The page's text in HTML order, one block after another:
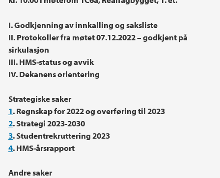
I. Godkjenning av innkalling og saksliste
II. Protokoller fra møtet 07.12.2022 – godkjent på
sirkulasjon
III. HMS-status og avvik
IV. Dekanens orientering
Strategiske saker
1. Regnskap for 2022 og overføring til 2023
2. Strategi 2023-2030
3. Studentrekruttering 2023
4. HMS-årsrapport
Andre saker